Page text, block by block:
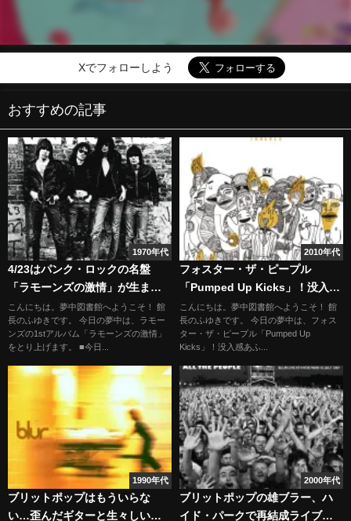
Xでフォローしよう
おすすめの記事
1970年代
4/23はパンク・ロックの名盤
「ラモーンズの激情」が生まれ
た日
こんにちは。夢中図書館へようこそ！ 館
長のふゆきです。 今日の夢中は、ラモー
ンズの1stアルバム「ラモーンズの激情」
をとり上げます。 ■今日...
2010年代
フォスター・ザ・ピープル
「Pumped Up Kicks」！没入感
あふれるメッセージソング
こんにちは。夢中図書館へようこそ！ 館
長のふゆきです。 今日の夢中は、フォス
ター・ザ・ピープル「Pumped Up
Kicks」！没入感あふ...
1990年代
ブリットポップはもういらな
い…歪んだギターと生々しい歌
2000年代
ブリットポップの雄ブラー、ハ
イド・パークで再結成ライブ＠